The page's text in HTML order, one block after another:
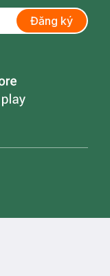
Đăng ký